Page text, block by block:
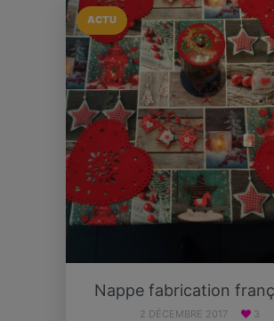
ACTU
Nappe fabrication
2 DÉCEMBRE 2017 3